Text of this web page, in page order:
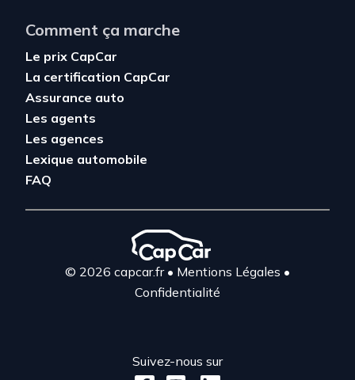
Comment ça marche
Le prix CapCar
La certification CapCar
Assurance auto
Les agents
Les agences
Lexique automobile
FAQ
© 2026 capcar.fr• Mentions Légales •
Confidentialité
Suivez-nous sur